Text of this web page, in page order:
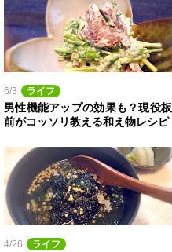
6/3 ライフ
男性機能アップの効果も？現役板
前がコッソリ教える和え物レシピ
4/26 ライフ